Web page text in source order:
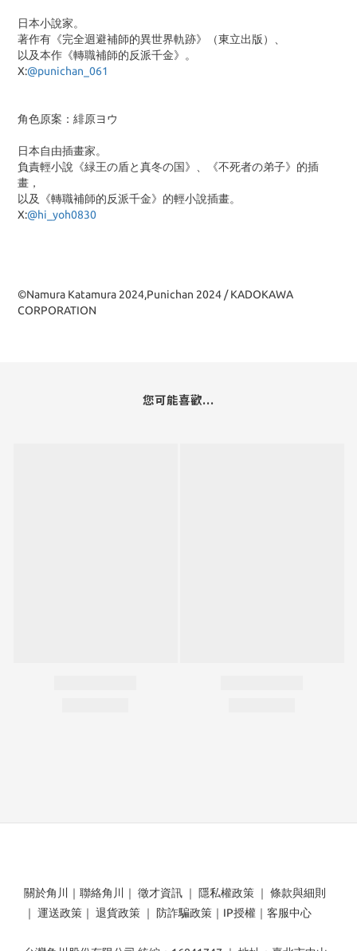
日本小說家。
著作有《完全迴避補師的異世界軌跡》（東立出版）、
以及本作《轉職補師的反派千金》。
X:@punichan_061
角色原案：緋原ヨウ
日本自由插畫家。
負責輕小說《緑王の盾と真冬の国》、《不死者の弟子》的插
畫，
以及《轉職補師的反派千金》的輕小說插畫。
X:@hi_yoh0830
©Namura Katamura 2024,Punichan 2024 / KADOKAWA
CORPORATION
您可能喜歡...
關於角川 ｜ 聯絡角川 ｜ 徵才資訊 ｜ 隱私權政策 ｜ 條款與細則
｜ 運送政策 ｜ 退貨政策 ｜ 防詐騙政策 ｜ IP授權 ｜ 客服中心